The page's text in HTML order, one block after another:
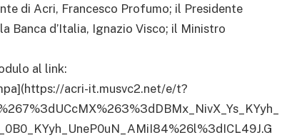
di Acri, Francesco Profumo; il Presidente
Banca d’Italia, Ignazio Visco; il Ministro
al link:
acri-it.musvc2.net/e/t?